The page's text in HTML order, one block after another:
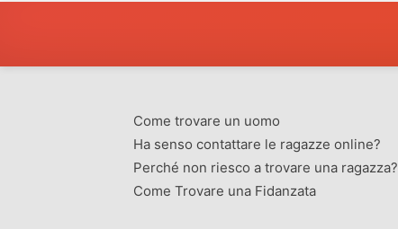
Come trovare un uomo
Ha senso contattare le ragazze online?
Perché non riesco a trovare una ragazza?
Come Trovare una Fidanzata